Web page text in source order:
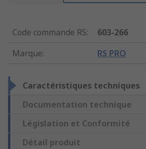
Code commande RS:
603-266
Marque: RS PRO
Caractéristiques techniques
Documentation technique
Législation et Conformité
Détail produit